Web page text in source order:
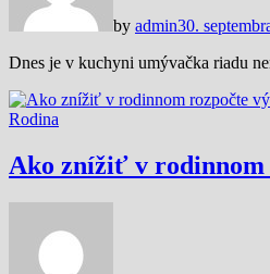
by admin30.
Dnes je v kuchyni umývačka riadu
Rodina
Ako znížiť v rodinnom